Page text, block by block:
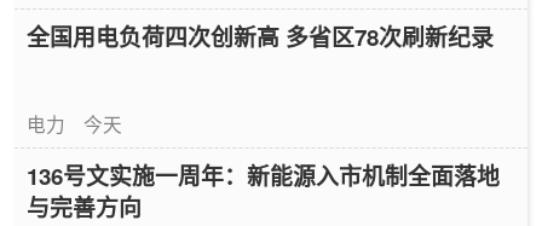
全国用电负荷四次创新高 多省区78次刷新纪录
电力 今天
136号文实施一周年：新能源入市机制全面落地
与完善方向